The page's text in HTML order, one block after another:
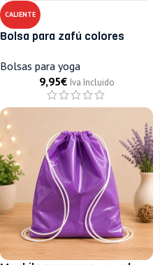
CALIENTE
Bolsa para zafú colores
Bolsas para yoga
9,95€ Iva Incluido